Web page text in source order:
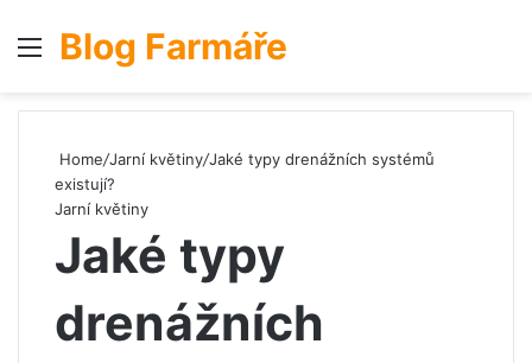
Menu
Blog Farmáře
Home/Jarní květiny/Jaké typy drenážních systémů
existují?
Jarní květiny
Jaké typy
drenážních